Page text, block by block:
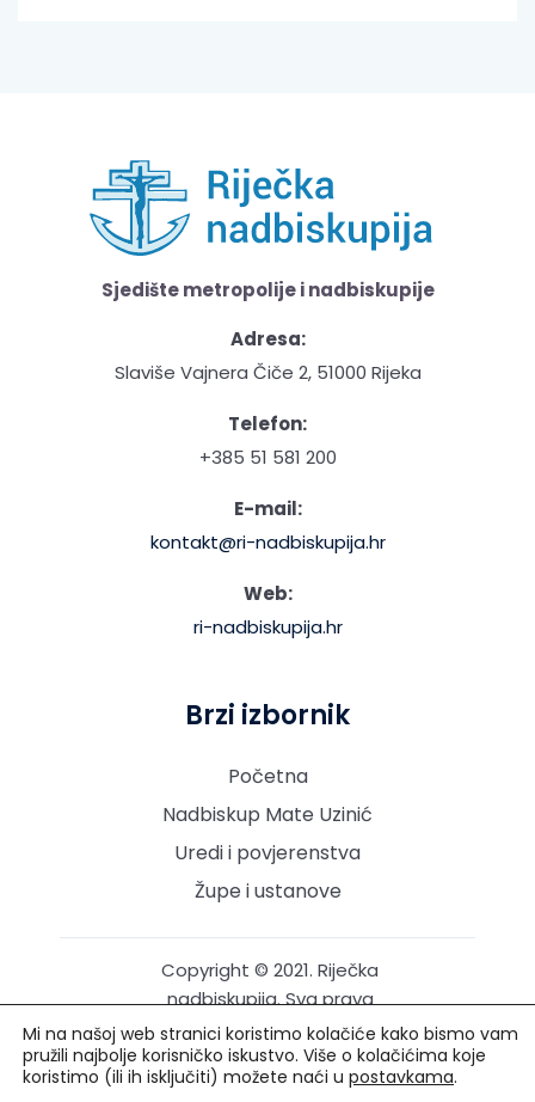
Sjedište metropolije i nadbiskupije
Adresa:
Slaviše Vajnera Čiče 2, 51000 Rijeka
Telefon:
+385 51 581 200
E-mail:
kontakt@ri-nadbiskupija.hr
Web:
ri-nadbiskupija.hr
Brzi izbornik
Početna
Nadbiskup Mate Uzinić
Uredi i povjerenstva
Župe i ustanove
Copyright © 2021. Riječka
nadbiskupija. Sva prava
pridržana.
Izrada i održavanje: Creative Media™
Mi na našoj web stranici koristimo kolačiće kako bismo vam
pružili najbolje korisničko iskustvo. Više o kolačićima koje
koristimo (ili ih isključiti) možete naći u postavkama.